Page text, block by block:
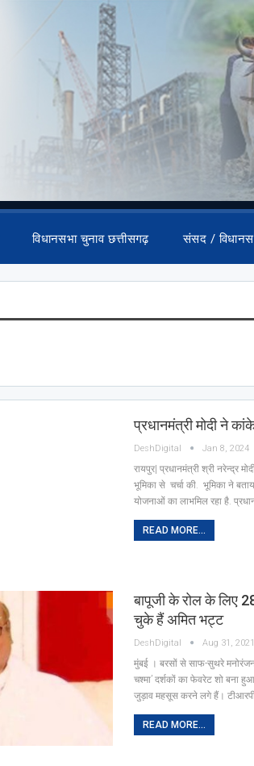
विधानसभा चुनाव छत्तीसगढ़ संसद /
प्रधानमंत्री मोदी ने
DeshDigital Jan 8, 2024
रायपुर| प्रधानमंत्री श्री नरेन्द्र
भूमिका से चर्चा की. भूमिका ने
योजनाओं का लाभमिल रहा है.
READ MORE...
बापूजी के रोल के लिए
चुके हैं अमित भट्ट
DeshDigital Aug 31, 2021
मुंबई । बरसों से साफ-सुथरे
चश्मा’ दर्शकों का फेवरेट शो बना
जुड़ाव महसूस करने लगे हैं।
READ MORE...